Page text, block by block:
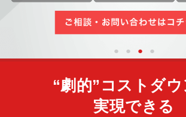
“劇的”コストダウ
実現できる